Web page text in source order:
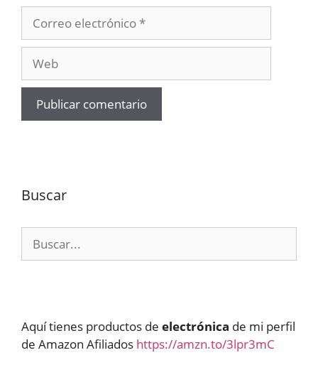
electrónico
Buscar
Aquí tienes productos de electrónica de mi perfil
de Amazon Afiliados https://amzn.to/3lpr3mC